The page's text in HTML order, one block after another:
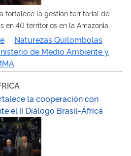
fortalece la gestión territorial de
en 40 territorios en la Amazonia
Naturezas Quilombolas
de Medio Ambiente y
la cooperación con
el II Diálogo Brasil-África